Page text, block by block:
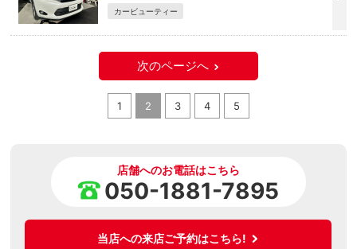
カービューティー
次のページへ
1 2 3 4 5
店舗へのお電話はこちら
050-1881-7895
当店への来店ご予約はこちら!